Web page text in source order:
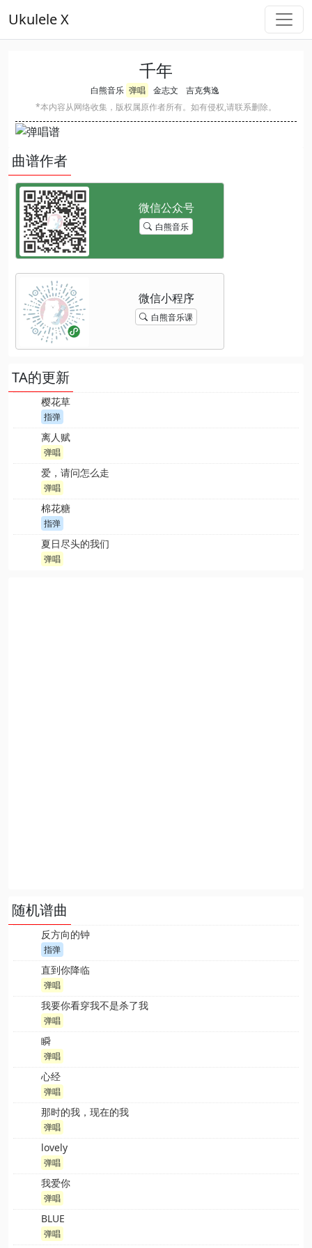
Ukulele X
千年
白熊音乐 弹唱 金志文
吉克隽逸
*本内容从网络收集，版权属原作者所有。如有侵权,请联系删除。
曲谱作者
白熊音乐
白熊音乐课
TA的更新
樱花草
指弹
离人赋
弹唱
爱，请问怎么走
弹唱
棉花糖
指弹
夏日尽头的我们
弹唱
随机谱曲
反方向的钟
指弹
直到你降临
弹唱
我要你看穿我不是杀了我
弹唱
瞬
弹唱
心经
弹唱
那时的我，现在的我
弹唱
lovely
弹唱
我爱你
弹唱
BLUE
弹唱